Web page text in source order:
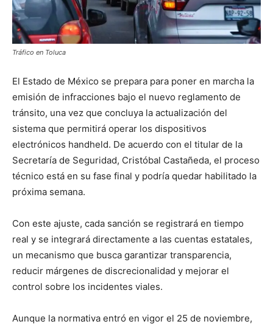
Tráfico en Toluca
El Estado de México se prepara para poner en marcha la
emisión de infracciones bajo el nuevo reglamento de
tránsito, una vez que concluya la actualización del
sistema que permitirá operar los dispositivos
electrónicos handheld. De acuerdo con el titular de la
Secretaría de Seguridad, Cristóbal Castañeda, el proceso
técnico está en su fase final y podría quedar habilitado la
próxima semana.
Con este ajuste, cada sanción se registrará en tiempo
real y se integrará directamente a las cuentas estatales,
un mecanismo que busca garantizar transparencia,
reducir márgenes de discrecionalidad y mejorar el
control sobre los incidentes viales.
Aunque la normativa entró en vigor el 25 de noviembre,